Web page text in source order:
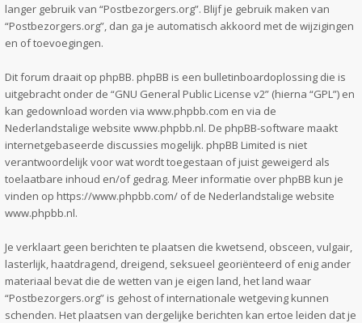
langer gebruik van “Postbezorgers.org”. Blijf je gebruik maken van
“Postbezorgers.org”, dan ga je automatisch akkoord met de wijzigingen
en of toevoegingen.
Dit forum draait op phpBB. phpBB is een bulletinboardoplossing die is
uitgebracht onder de “GNU General Public License v2” (hierna “GPL”) en
kan gedownload worden via www.phpbb.com en via de
Nederlandstalige website www.phpbb.nl. De phpBB-software maakt
internetgebaseerde discussies mogelijk. phpBB Limited is niet
verantwoordelijk voor wat wordt toegestaan of juist geweigerd als
toelaatbare inhoud en/of gedrag. Meer informatie over phpBB kun je
vinden op https://www.phpbb.com/ of de Nederlandstalige website
www.phpbb.nl.
Je verklaart geen berichten te plaatsen die kwetsend, obsceen, vulgair,
lasterlijk, haatdragend, dreigend, seksueel georiënteerd of enig ander
materiaal bevat die de wetten van je eigen land, het land waar
“Postbezorgers.org” is gehost of internationale wetgeving kunnen
schenden. Het plaatsen van dergelijke berichten kan ertoe leiden dat je